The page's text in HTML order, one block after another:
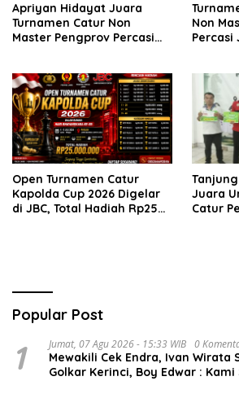
Apriyan Hidayat Juara
Turnamen Catur Non
Master Pengprov Percasi
Non
Percasi
Open Turnamen Catur
Kapolda Cup 2026 Digelar
di JBC, Total Hadiah Rp25
Juara
Catur
Popular Post
1 Jumat, 07 Agu 2026 - 15:33 WIB 0
Mewakili Cek Endra, Ivan Wirata
Golkar Kerinci, Boy Edwar :